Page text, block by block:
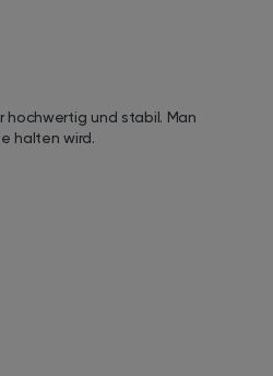
hochwertig und stabil. Man
halten wird.